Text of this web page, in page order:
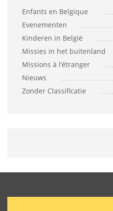
Enfants en Belgique
Evenementen
Kinderen in België
Missies in het buitenland
Missions à l’étranger
Nieuws
Zonder Classificatie